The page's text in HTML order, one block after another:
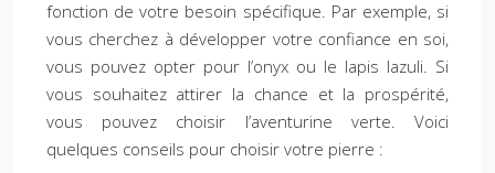
fonction de votre besoin spécifique. Par exemple, si
vous cherchez à développer votre confiance en soi,
vous pouvez opter pour l’onyx ou le lapis lazuli. Si
vous souhaitez attirer la chance et la prospérité,
vous pouvez choisir l’aventurine verte. Voici
quelques conseils pour choisir votre pierre :